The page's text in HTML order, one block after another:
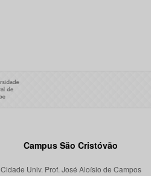
Campus São Cristóvão
Cidade Univ. Prof. José Aloísio de Campos